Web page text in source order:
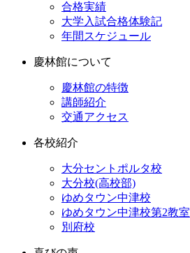
合格実績
大学入試合格体験記
年間スケジュール
慶林館について
慶林館の特徴
講師紹介
交通アクセス
各校紹介
大分セントポルタ校
大分校(高校部)
ゆめタウン中津校
ゆめタウン中津校第2教室
別府校